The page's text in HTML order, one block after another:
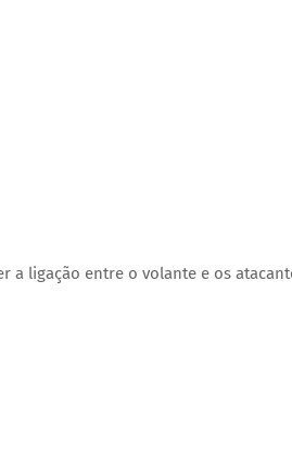
a ligação entre o volante e os